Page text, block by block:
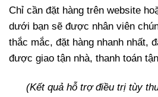
Chỉ cần đặt hàng trên website
dưới bạn sẽ được nhân viên
thắc mắc, đặt hàng nhanh nhất,
được giao tận nhà, thanh toán
(Kết quả hỗ trợ điều trị tùy